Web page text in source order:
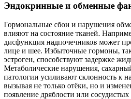
Эндокринные и обменные
Гормональные сбои и нарушения
влияют на состояние тканей.
дисфункция надпочечников может
лице и шее. Избыточные гормоны,
эстроген, способствуют задержке
Метаболические нарушения,
патологии усиливают склонность к
вызывая не только отёки, но и
появление дряблости или сосудистых